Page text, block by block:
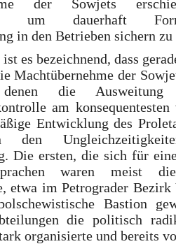
der Sowjets
um dauerhaft
in den Betrieben sichern zu
es bezeichnend, dass
Machtübernehme der
die
am
Entwicklung des
den
Die ersten, die sich für
waren meist
etwa im Petrograder Bezirk
Bastion
die politisch
organisierte und bereits